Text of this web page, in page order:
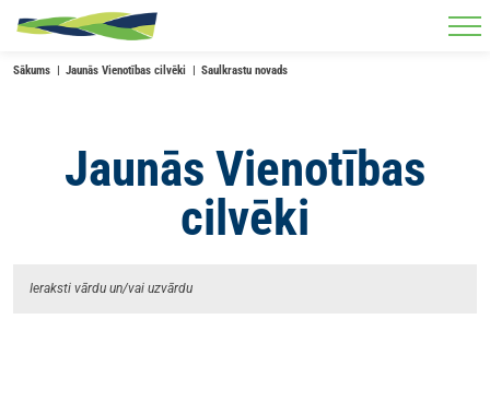
Skip to main content
Sākums Jaunās Vienotības cilvēki Saulkrastu novads
Jaunās Vienotības
cilvēki